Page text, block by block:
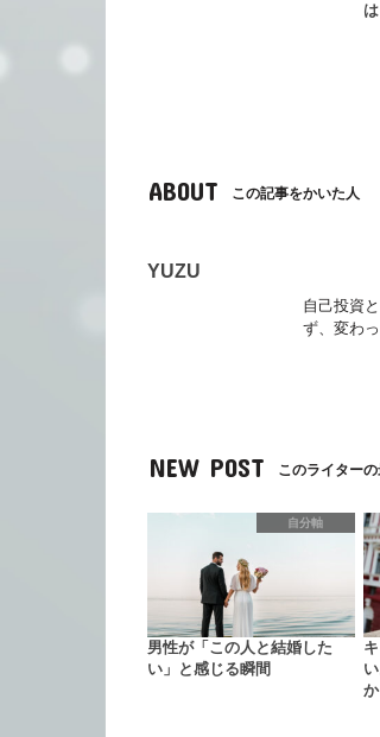
ABOUT この記事をかいた人
YUZU
自己投資
ず、変わ
NEW POST このライター
自分軸
男性が「この人と結婚した
い」と感じる瞬間
か